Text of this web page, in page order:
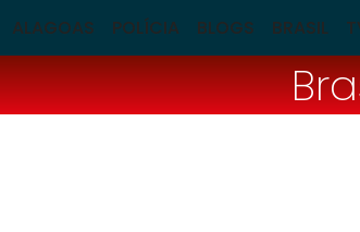
ALAGOAS POLÍCIA BLOGS BRASIL